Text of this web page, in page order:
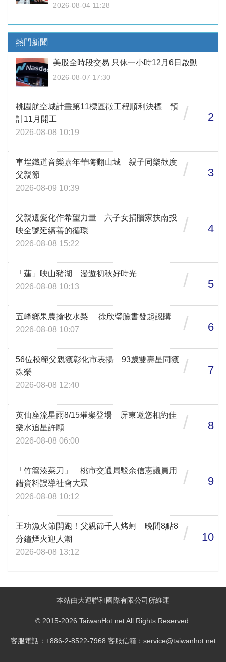
2026-08-04 11:28
熱門新聞
美股全時段交易 只休一小時12月6日啟動
2026-08-07 17:30
桃園航空城計畫第11標區徵工程順利決標 預
計11月開工
2026-08-08 10:19
/ 2
車埕鐵道音樂嘉年華嗨翻山城 親子同樂歡度
父親節
2026-08-09 10:39
/ 3
父親遺愛化作希望力量 六子女捐贈家扶南投
映全號延續善的循環
2026-08-08 15:22
/ 4
「蓮」映山豬湖 漫遊初秋好時光
2026-08-08 10:13
/ 5
五峰鄉果農搶收水梨 徐欣瑩臉書發起認購
2026-08-08 10:07
/ 6
56位模範父親獲彰化市表揚 93歲雙壽星同獲
殊榮
2026-08-08 12:40
/ 7
英仙座流星雨8/15璀璨登場 屏東邀您相約佳
樂水追星許願
2026-08-08 06:00
/ 8
「竹篙湊菜刀」 桃市交通局駁余信憲議員用
錯資料誤導社會大眾
2026-08-08 10:12
/ 9
王功漁火節開跑！父親節千人烤蚵 晚間8點8
分鐘煙火迎人潮
2026-08-08 13:12
/ 10
本站由大運聯和國際有限公司所維運
© 2015-2026 TaiwanHot.net All Rights Reserved.
客服電話：+886-2-8522-7968 客服信箱：service@taiwanhot.net